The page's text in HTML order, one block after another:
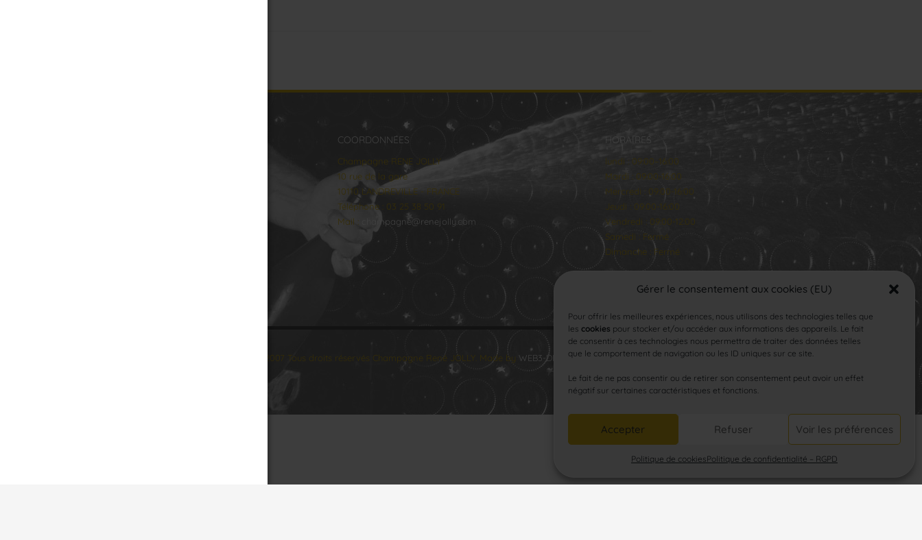
Gérer le consentement aux cookies (EU)
Pour offrir les meilleures expériences, nous utilisons des technologies telles que
les cookies pour stocker et/ou accéder aux informations des appareils. Le fait
de consentir à ces technologies nous permettra de traiter des données telles
que le comportement de navigation ou les ID uniques sur ce site.
Le fait de ne pas consentir ou de retirer son consentement peut avoir un effet
négatif sur certaines caractéristiques et fonctions.
Accepter Refuser Voir les préférences
Politique de cookiesPolitique de confidentialité – RGPD
COORDONNÉES
Champagne RENE JOLLY
10 rue de la gare
10110 LANDREVILLE - FRANCE
Téléphone : 03 25 38 50 91
Mail :
champagne@renejolly.com
HORAIRES
lundi : 09:00–16:00
Mardi : 09:00-16:00
Mercredi : 09:00-16:00
Jeudi : 09:00-16:00
Vendredi : 09:00-12:00
Samedi : Fermé
Dimanche : Fermé
© 2007 Tous droits réservés Champagne René JOLLY. Made by WEB3-DESIGN.